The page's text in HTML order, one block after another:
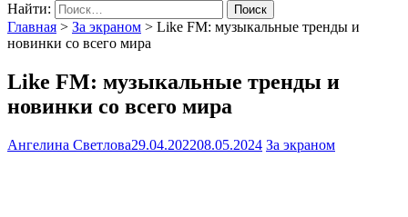
Найти:
Главная > За экраном > Like FM: музыкальные тренды и
новинки со всего мира
Like FM: музыкальные тренды и
новинки со всего мира
Ангелина Светлова29.04.202208.05.2024 За экраном